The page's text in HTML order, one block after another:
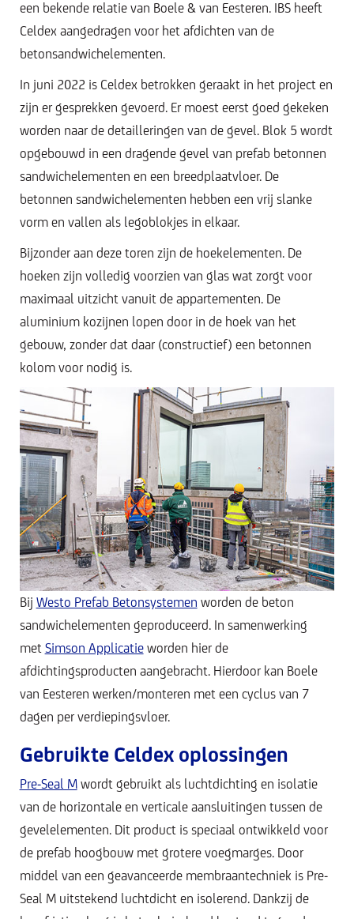
een bekende relatie van Boele & van Eesteren. IBS heeft
Celdex aangedragen voor het afdichten van de
betonsandwichelementen.
In juni 2022 is Celdex betrokken geraakt in het project en
zijn er gesprekken gevoerd. Er moest eerst goed gekeken
worden naar de detailleringen van de gevel. Blok 5 wordt
opgebouwd in een dragende gevel van prefab betonnen
sandwichelementen en een breedplaatvloer. De
betonnen sandwichelementen hebben een vrij slanke
vorm en vallen als legoblokjes in elkaar.
Bijzonder aan deze toren zijn de hoekelementen. De
hoeken zijn volledig voorzien van glas wat zorgt voor
maximaal uitzicht vanuit de appartementen. De
aluminium kozijnen lopen door in de hoek van het
gebouw, zonder dat daar (constructief) een betonnen
kolom voor nodig is.
Bij Westo Prefab Betonsystemen worden de beton
sandwichelementen geproduceerd. In samenwerking
met Simson Applicatieworden hier de
afdichtingsproducten aangebracht. Hierdoor kan Boele
van Eesteren werken/monteren met een cyclus van 7
dagen per verdiepingsvloer.
Gebruikte Celdex oplossingen
Pre-Seal Mwordt gebruikt als luchtdichting en isolatie
van de horizontale en verticale aansluitingen tussen de
gevelelementen. Dit product is speciaal ontwikkeld voor
de prefab hoogbouw met grotere voegmarges. Door
middel van een geavanceerde membraantechniek is Pre-
Seal M uitstekend luchtdicht en isolerend. Dankzij de